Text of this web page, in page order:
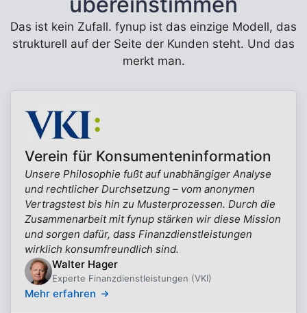
Das ist kein Zufall. fynup ist das einzige Modell, das
strukturell auf der Seite der Kunden steht. Und das
merkt man.
Verein für Konsumenteninformation
Unsere Philosophie fußt auf unabhängiger Analyse
und rechtlicher Durchsetzung – vom anonymen
Vertragstest bis hin zu Musterprozessen. Durch die
Zusammenarbeit mit fynup stärken wir diese Mission
und sorgen dafür, dass Finanzdienstleistungen
wirklich konsumfreundlich sind.
Walter Hager
Experte Finanzdienstleistungen (VKI)
Mehr erfahren